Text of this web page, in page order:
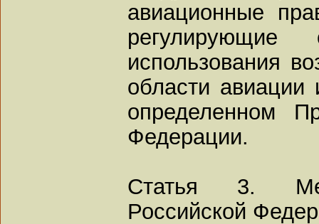
авиационные
использования
области
определенном
Федерации.
Статья 3.
Российской